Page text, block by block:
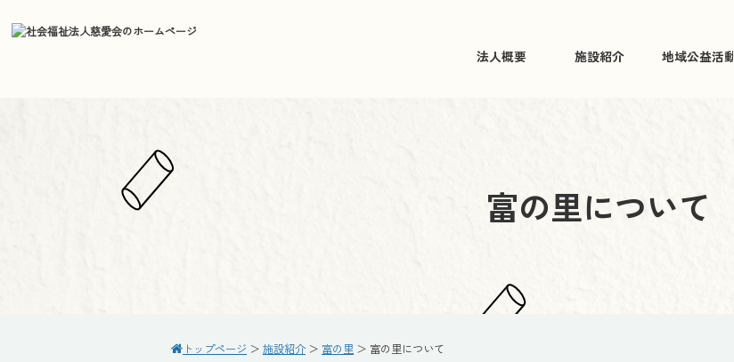
法人概要 施設紹介 地域公益活動
富の里について
トップページ ＞ 施設紹介＞ 富の里 ＞ 富の里について